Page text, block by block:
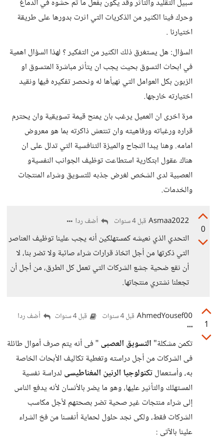
سبيل التقليد والتاثر وقد يكون بفعل ما تم حشوه في الدماغ
وحرك فينا الكثير من الذكريات التي اثرت بدورها على طريقة
اختيارنا .
السؤال: هل يستغرق ذلك الكثير من التفكير ؟ لهذا السؤال اهمية
في ابحاث التسوق بحيث يجب ان يتأثر مباشرة المتسوق او
الزبون بكل العوامل التي نهيأها له ونحصر تفكيره فيها ونقيد
اختيارته خارجها.
مرة اخرى ان العميل يرغب بان يمنح قيمة تسويقية وان يحترم
قراره ورغباته ورفاهيته وان تنتعش ذاكرته بما هو معروض
امامه. وهنا يبدا النجاح والميزة التنافسية التي تدلل على ان
هناك عقول ابتكارية استطاعت توظيف الجوانب النفسيةو
العصبية لدى الشخص لغرض جذبه للتسويق وشراء المنتجات
والخدمات.
0
Asmaa2022 قبل 4 سنوات أضف ردا
التحدي الذي نعيشه كمستهلكين أنه يجب علينا توظيف العناصر
التي ذكرتها من أجل اتخاذ قرارات شراء صائبة ولا تضر بنا، لا
أن نقع ضحية جشع الشركات التي تعمل كل الطرق، من أجل أن
تجعلنا نشتري منتجاتها.
1
AhmedYousef00 قبل 4 سنوات قبل 4 سنوات أضف ردا
تكمن مشكلة" التسويق العصبى " فى أنه يتم صرف أموال طائلة
فى الشركات من أجل دراسته وتغطية تكاليف الأبحاث الخاصة
به، وأستعمالتكنولوجيا الرنين المغناطيسى لدراسة نفسية
المستهلك والتأثير عليها، وهو ما يضر بالأنسان لأنه يدفع الناس
إلى شراء منتجات غير صحية تضر بصحتهم لأجل مكاسب
الشركات فقط، ولكى نجد حلول لحماية أنفسنا من فخ الشراء
علينا بالآتى :